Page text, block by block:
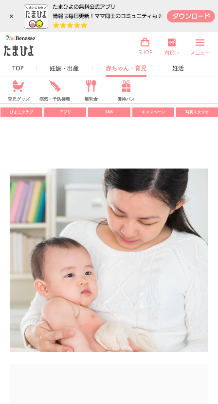
×
TOP 妊娠・出産 赤ちゃん・育児 妊活
SHOP 内祝い メニュー
育児グッズ 病気・予防接種 離乳食 優待パス
ひよこクラブ アプリ SNS キャンペーン 写真スタジオ